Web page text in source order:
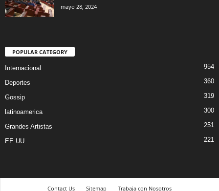
mayo 28, 2024
POPULAR CATEGORY
Internacional 954
Deportes 360
Gossip 319
latinoamerica 300
Grandes Artistas 251
EE.UU 221
Contact Us Sitemap Trabaja con Nosotros